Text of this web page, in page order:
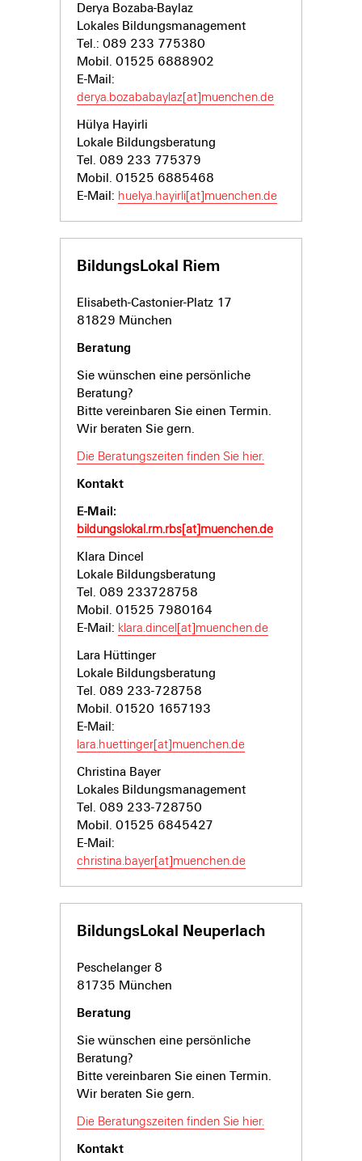
Derya Bozaba-Baylaz
Lokales Bildungsmanagement
Tel.: 089 233 775380
Mobil. 01525 6888902
E-Mail:
derya.bozababaylaz[at]muenchen.de
Hülya Hayirli
Lokale Bildungsberatung
Tel. 089 233 775379
Mobil. 01525 6885468
E-Mail: huelya.hayirli[at]muenchen.de
BildungsLokal Riem
Elisabeth-Castonier-Platz 17
81829 München
Beratung
Sie wünschen eine persönliche
Beratung?
Bitte vereinbaren Sie einen Termin.
Wir beraten Sie gern.
Die Beratungszeiten finden Sie hier.
Kontakt
E-Mail:
bildungslokal.rm.rbs[at]muenchen.de
Klara Dincel
Lokale Bildungsberatung
Tel. 089 233728758
Mobil. 01525 7980164
E-Mail: klara.dincel[at]muenchen.de
Lara Hüttinger
Lokale Bildungsberatung
Tel. 089 233-728758
Mobil. 01520 1657193
E-Mail:
lara.huettinger[at]muenchen.de
Christina Bayer
Lokales Bildungsmanagement
Tel. 089 233-728750
Mobil. 01525 6845427
E-Mail:
christina.bayer[at]muenchen.de
BildungsLokal Neuperlach
Peschelanger 8
81735 München
Beratung
Sie wünschen eine persönliche
Beratung?
Bitte vereinbaren Sie einen Termin.
Wir beraten Sie gern.
Die Beratungszeiten finden Sie hier.
Kontakt